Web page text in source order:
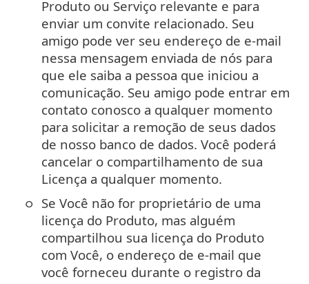
Produto ou Serviço relevante e para
enviar um convite relacionado. Seu
amigo pode ver seu endereço de e-mail
nessa mensagem enviada de nós para
que ele saiba a pessoa que iniciou a
comunicação. Seu amigo pode entrar em
contato conosco a qualquer momento
para solicitar a remoção de seus dados
de nosso banco de dados. Você poderá
cancelar o compartilhamento de sua
Licença a qualquer momento.
Se Você não for proprietário de uma
licença do Produto, mas alguém
compartilhou sua licença do Produto
com Você, o endereço de e-mail que
você forneceu durante o registro da